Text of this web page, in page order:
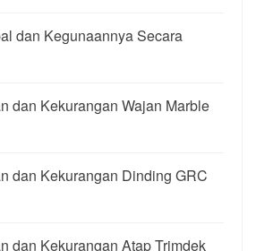
dan Kegunaannya Secara
dan Kekurangan Wajan Marble
dan Kekurangan Dinding GRC
dan Kekurangan Atap Trimdek